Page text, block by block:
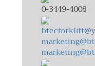
0-3449-4008